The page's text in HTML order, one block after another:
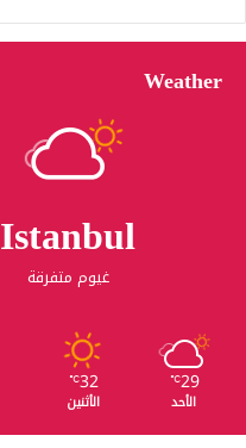
Weather
Istanbul
غيوم متفرقة
29
℃
الأحد
32
℃
الأثنين